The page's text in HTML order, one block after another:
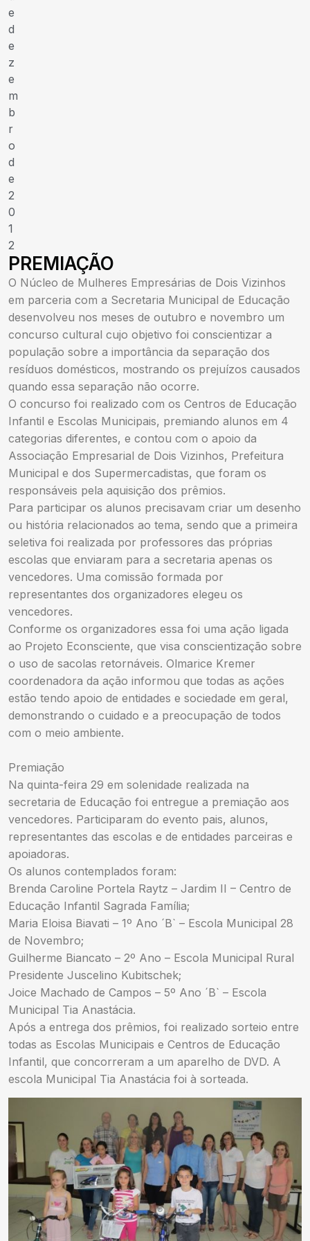
e
d
e
z
e
m
b
r
o
d
e
2
0
1
2
PREMIAÇÃO
O Núcleo de Mulheres Empresárias de Dois Vizinhos
em parceria com a Secretaria Municipal de Educação
desenvolveu nos meses de outubro e novembro um
concurso cultural cujo objetivo foi conscientizar a
população sobre a importância da separação dos
resíduos domésticos, mostrando os prejuízos causados
quando essa separação não ocorre.
O concurso foi realizado com os Centros de Educação
Infantil e Escolas Municipais, premiando alunos em 4
categorias diferentes, e contou com o apoio da
Associação Empresarial de Dois Vizinhos, Prefeitura
Municipal e dos Supermercadistas, que foram os
responsáveis pela aquisição dos prêmios.
Para participar os alunos precisavam criar um desenho
ou história relacionados ao tema, sendo que a primeira
seletiva foi realizada por professores das próprias
escolas que enviaram para a secretaria apenas os
vencedores. Uma comissão formada por
representantes dos organizadores elegeu os
vencedores.
Conforme os organizadores essa foi uma ação ligada
ao Projeto Econsciente, que visa conscientização sobre
o uso de sacolas retornáveis. Olmarice Kremer
coordenadora da ação informou que todas as ações
estão tendo apoio de entidades e sociedade em geral,
demonstrando o cuidado e a preocupação de todos
com o meio ambiente.
Premiação
Na quinta-feira 29 em solenidade realizada na
secretaria de Educação foi entregue a premiação aos
vencedores. Participaram do evento pais, alunos,
representantes das escolas e de entidades parceiras e
apoiadoras.
Os alunos contemplados foram:
Brenda Caroline Portela Raytz – Jardim II – Centro de
Educação Infantil Sagrada Família;
Maria Eloisa Biavati – 1º Ano ´B` – Escola Municipal 28
de Novembro;
Guilherme Biancato – 2º Ano – Escola Municipal Rural
Presidente Juscelino Kubitschek;
Joice Machado de Campos – 5º Ano ´B` – Escola
Municipal Tia Anastácia.
Após a entrega dos prêmios, foi realizado sorteio entre
todas as Escolas Municipais e Centros de Educação
Infantil, que concorreram a um aparelho de DVD. A
escola Municipal Tia Anastácia foi à sorteada.